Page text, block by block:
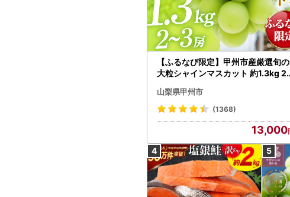
【ふるなび限定】甲州市産厳選旬の
大粒シャインマスカット 約1.3kg 2
472 FN-Limited-VO シャインマス
カット フルーツ
山梨県甲州市
(1368)
13,000